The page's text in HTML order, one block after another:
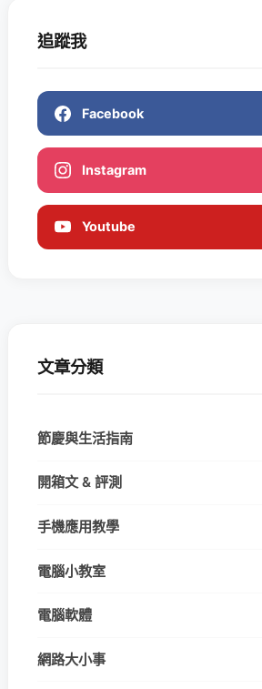
追蹤我
Facebook
Instagram
Youtube
文章分類
節慶與生活指南
開箱文 & 評測
手機應用教學
電腦小教室
電腦軟體
網路大小事